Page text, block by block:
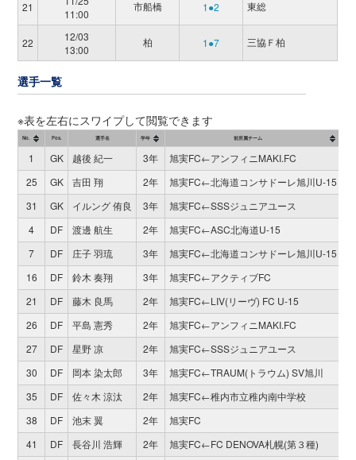
21
11:00
市船橋 1●2 東総
22
12/03
13:00
柏 1●7 三協Ｆ柏
選手一覧
※表を左右にスワイプして閲覧できます
No. Pos. 選手名 学年 前所属チーム
1 GK 越後 紀一 3年 旭実FC←アンフィニMAKI.FC
25
GK 吉田 翔 2年 旭実FC←北海道コンサドーレ旭川U-15
31
GK イルング 侑良 3年 旭実FC←SSSジュニアユース
4
DF 渡邊 航生 2年 旭実FC←ASC北海道U-15
7
DF 庄子 羽琉 3年 旭実FC←北海道コンサドーレ旭川U-15
16
DF 鈴木 奏翔 3年 旭実FC←アクティブFC
21
DF 藤木 良馬 2年 旭実FC←LIV(リーヴ) FC U-15
26
DF 平島 憲秀 2年 旭実FC←アンフィニMAKI.FC
27
DF 星野 凉 2年 旭実FC←SSSジュニアユース
30
DF 岡本 染太郎 3年 旭実FC←TRAUM(トラウム) SV旭川
35
DF 佐々木 涼汰 2年 旭実FC←稚内市立稚内南中学校
38
DF 池末 翼 2年 旭実FC
41
DF 長谷川 浩輝 2年 旭実FC←FC DENOVA札幌(第３種)